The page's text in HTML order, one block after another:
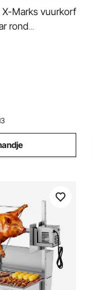
X-Marks vuurkorf
rond
kampvuur
en X-Wire